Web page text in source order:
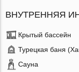
ВНУТРЕННЯЯ
Крытый бассейн
Турецкая баня
Сауна